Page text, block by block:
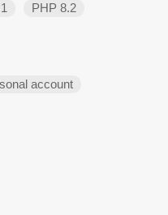
PHP 8.2
account